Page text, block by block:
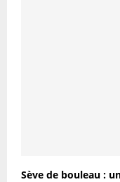
Sève de bouleau :